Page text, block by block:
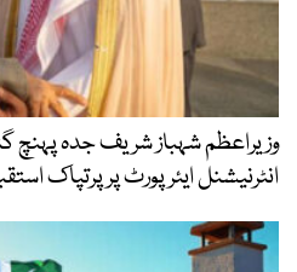
وزیراعظم شہباز شریف جدہ پہنچ
انٹرنیشنل ایئر پورٹ پر پرتپاک